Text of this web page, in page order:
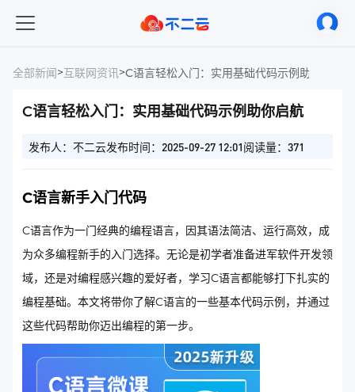
全部新闻>互联网资讯>C语言轻松入门：实用基础代码示例助你启航
C语言轻松入门：实用基础代码示例助你启航
发布人：不二云发布时间：2025-09-27 12:01阅读量：371
C语言新手入门代码
C语言作为一门经典的编程语言，因其语法简洁、运行高效，成
为众多编程新手的入门选择。无论是初学者准备进军软件开发领
域，还是对编程感兴趣的爱好者，学习C语言都能够打下扎实的
编程基础。本文将带你了解C语言的一些基本代码示例，并通过
这些代码帮助你迈出编程的第一步。